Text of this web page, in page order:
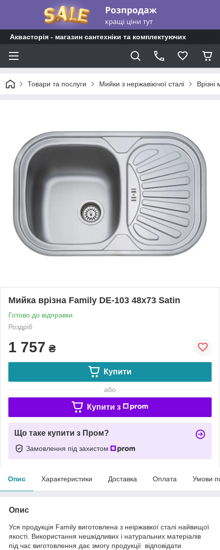
Аквасторія - магазин сантехніки та комплектуючих
Товари та послуги Мийки з нержавіючої сталі
Мийка врізна Family DE-103 48x73 Satin
Готово до відправки
Роздріб
1 757 ₴
Купити
або
Купити з
Що таке купити з Пром?
Замовлення під захистом
Опис Характеристики Доставка Оплата Умови
Опис
Уся продукція Family виготовлена з неіржавкої сталі найвищої
якості. Використання нешкідливих і натуральних матеріалів
під час виготовлення дає змогу продукції відповідати